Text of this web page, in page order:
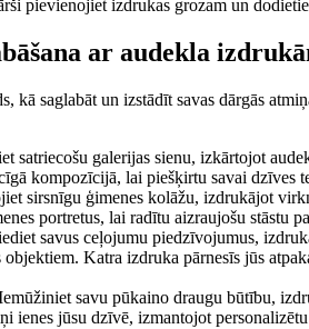
pievienojiet izdrukas grozam un
ar audekla
kā saglabāt un izstādīt savas dārgās
satriecošu galerijas sienu, izkārtojot
kompozīcijā, lai piešķirtu savai dzīves
sirsnīgu ģimenes kolāžu, izdrukājot
portretus, lai radītu aizraujošu stāstu
savus ceļojumu piedzīvojumus,
objektiem. Katra izdruka pārnesīs jūs
savu pūkaino draugu būtību,
ienes jūsu dzīvē, izmantojot